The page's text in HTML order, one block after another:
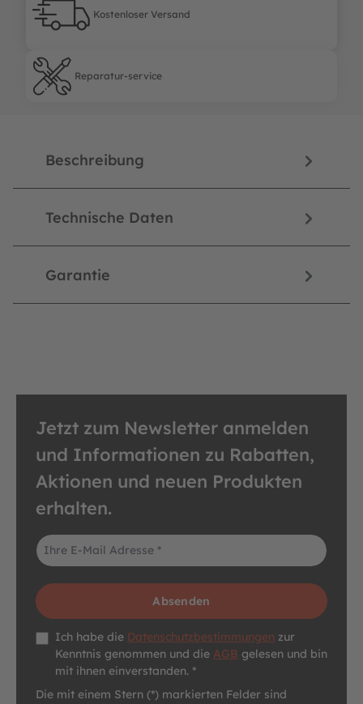
Kostenloser Versand
Kostenloser Versand
Reparatur-service
Reparatur-service
Beschreibung
Technische Daten
Garantie
Jetzt zum Newsletter anmelden
und Informationen zu Rabatten,
Aktionen und neuen Produkten
erhalten.
E-Mail-Adresse*
Absenden
Datenschutz *
Ich habe die Datenschutzbestimmungen zur
Kenntnis genommen und die AGB gelesen und bin
mit ihnen einverstanden. *
Die mit einem Stern (*) markierten Felder sind